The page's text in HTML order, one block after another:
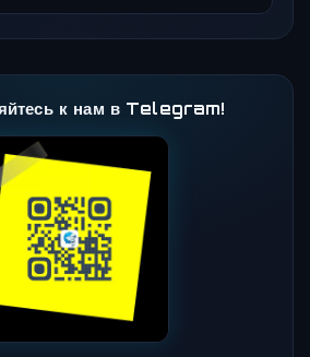
к нам в Telegram!